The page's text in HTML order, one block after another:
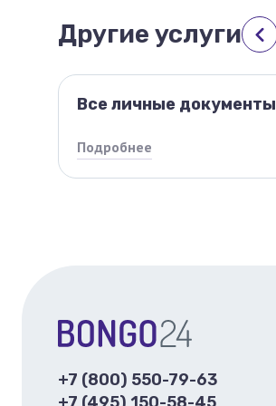
Другие услуги
Все личные документы
Подробнее
+7 (800) 550-79-63